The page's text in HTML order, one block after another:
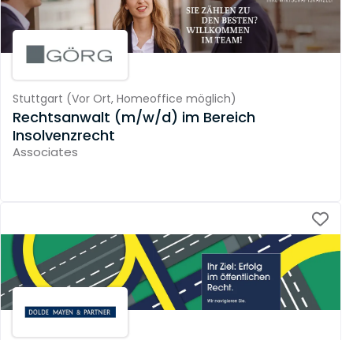
Stuttgart (Vor Ort, Homeoffice möglich)
Rechtsanwalt (m/w/d) im Bereich
Insolvenzrecht
Associates